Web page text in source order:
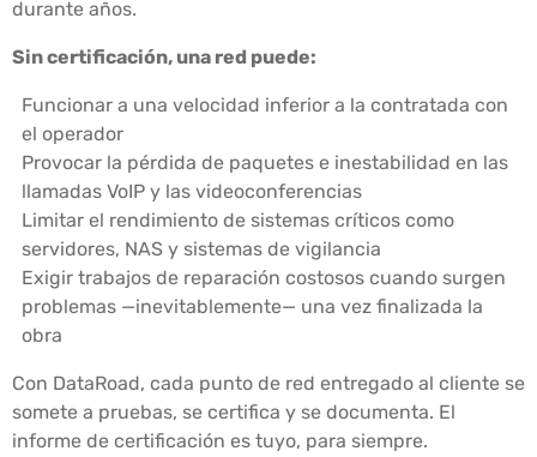
durante años.
Sin certificación, una red puede:
Funcionar a una velocidad inferior a la contratada con
el operador
Provocar la pérdida de paquetes e inestabilidad en las
llamadas VoIP y las videoconferencias
Limitar el rendimiento de sistemas críticos como
servidores, NAS y sistemas de vigilancia
Exigir trabajos de reparación costosos cuando surgen
problemas —inevitablemente— una vez finalizada la
obra
Con DataRoad, cada punto de red entregado al cliente se
somete a pruebas, se certifica y se documenta. El
informe de certificación es tuyo, para siempre.